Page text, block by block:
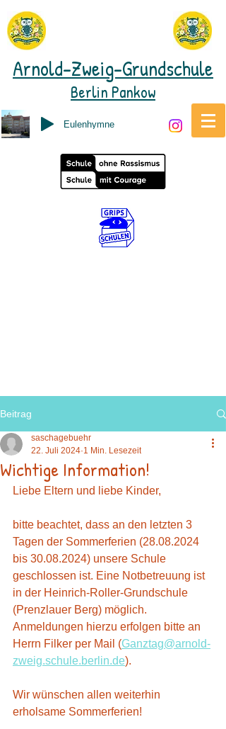
Arnold-Zweig-Grundschule
Berlin Pankow
Eulenhymne
Beitrag
Wichtige Information!
saschagebuehr
22. Juli 2024 1 Min. Lesezeit
Liebe Eltern und liebe Kinder,
bitte beachtet, dass an den letzten 3
Tagen der Sommerferien (28.08.2024
bis 30.08.2024) unsere Schule
geschlossen ist. Eine Notbetreuung ist
in der Heinrich-Roller-Grundschule
(Prenzlauer Berg) möglich.
Anmeldungen hierzu erfolgen bitte an
Herrn Filker per Mail (Ganztag@arnold-
zweig.schule.berlin.de).
Wir wünschen allen weiterhin
erholsame Sommerferien!